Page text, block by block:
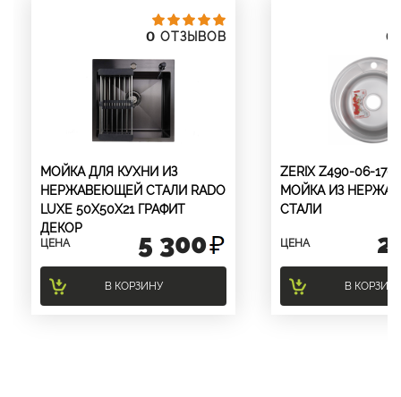
0 ОТЗЫВОВ
МОЙКА ДЛЯ КУХНИ ИЗ
НЕРЖАВЕЮЩЕЙ СТАЛИ RADO
LUXE 50X50Х21 ГРАФИТ
ДЕКОР
ЦЕНА 5 300
В КОРЗИНУ
0
ZERIX Z490-06-
МОЙКА ИЗ
СТАЛИ
ЦЕНА 2
В